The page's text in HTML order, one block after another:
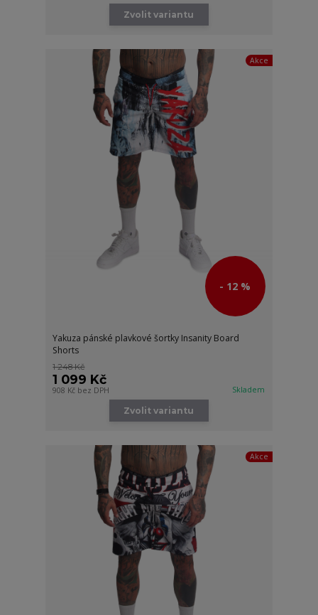
Zvolit variantu
Akce
- 12 %
Yakuza pánské plavkové šortky Insanity Board
Shorts
1 248 Kč
1 099 Kč
908 Kč bez DPH Skladem
Zvolit variantu
Akce